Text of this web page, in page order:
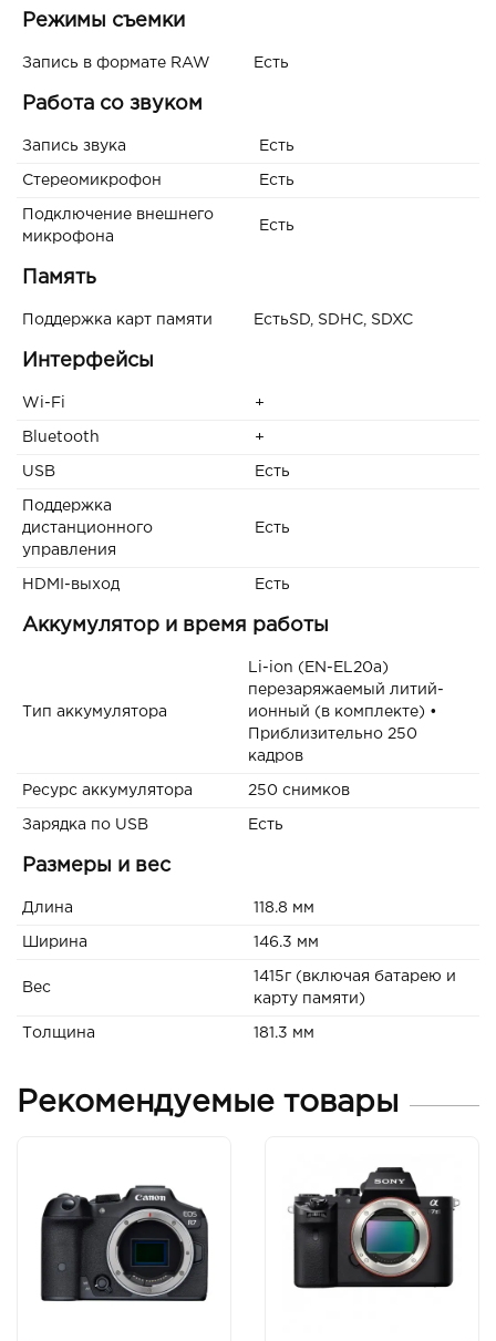
Режимы съемки
Запись в формате RAW Есть
Работа со звуком
Запись звука Есть
Стереомикрофон Есть
Подключение внешнего
микрофона
Есть
Память
Поддержка карт памяти ЕстьSD, SDHC, SDXC
Интерфейсы
Wi-Fi +
Bluetooth +
USB Есть
Поддержка
дистанционного
управления
Есть
HDMI-выход Есть
Аккумулятор и время работы
Тип аккумулятора
Li-ion (EN-EL20a)
перезаряжаемый литий-
ионный (в комплекте) •
Приблизительно 250
кадров
Ресурс аккумулятора 250 снимков
Зарядка по USB Есть
Размеры и вес
Длина 118.8 мм
Ширина 146.3 мм
Вес
1415г (включая батарею и
карту памяти)
Толщина 181.3 мм
Рекомендуемые товары